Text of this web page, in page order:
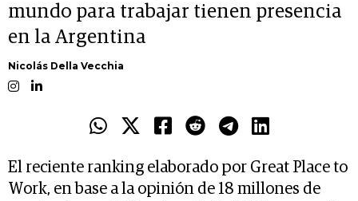
mundo para trabajar tienen presencia
en la Argentina
Nicolás Della Vecchia
El reciente ranking elaborado por Great Place to
Work, en base a la opinión de 18 millones de